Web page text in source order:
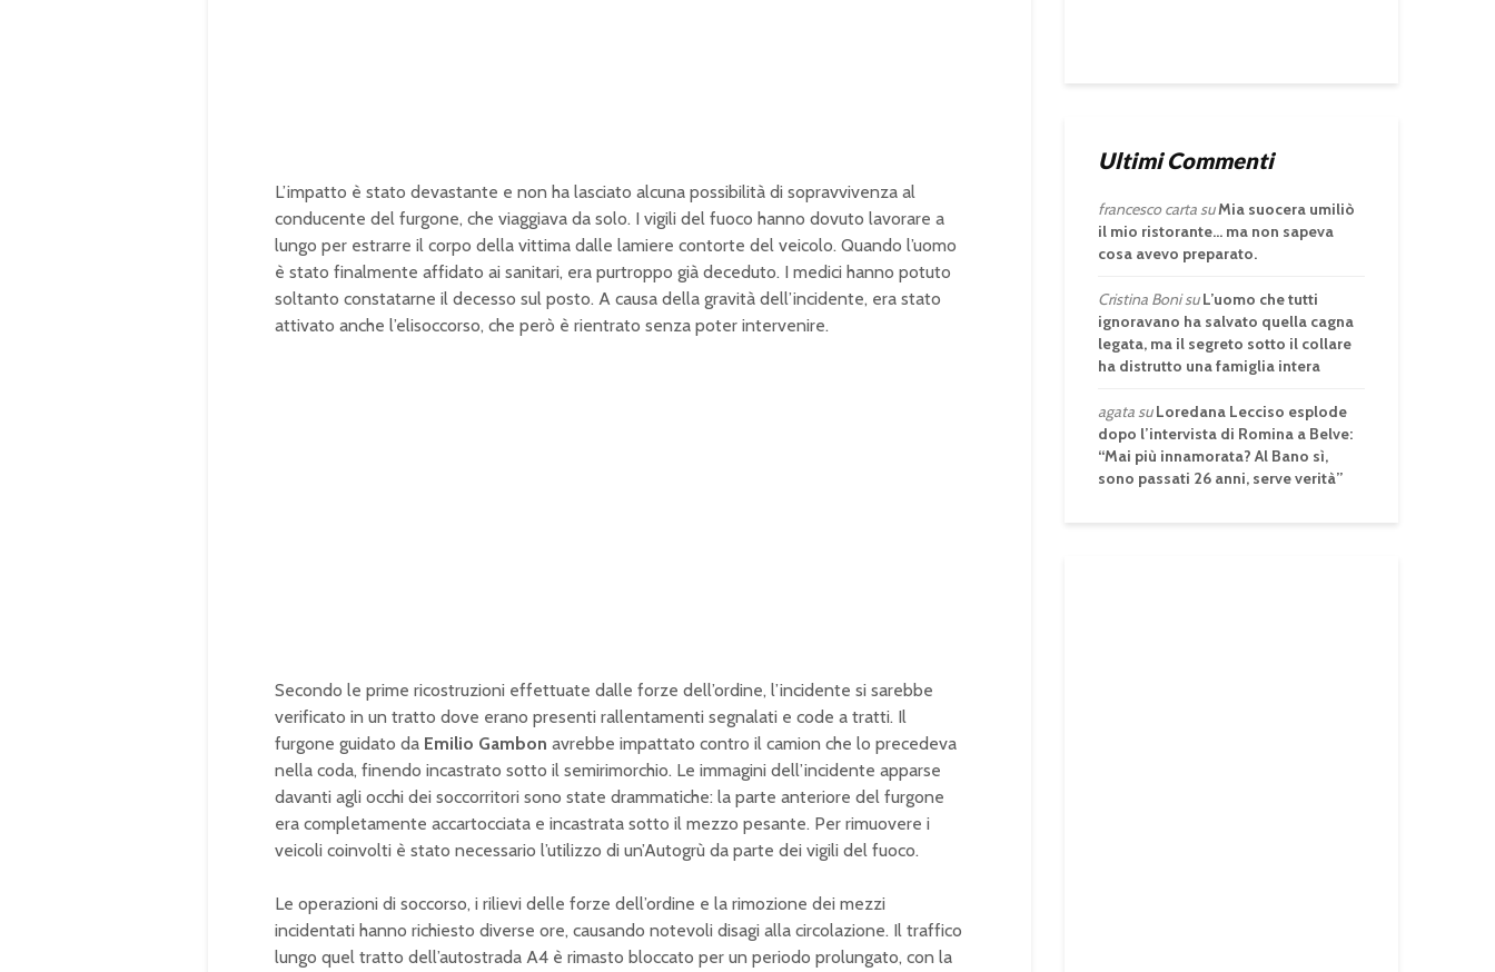
L’impatto è stato devastante e non ha lasciato alcuna possibilità di sopravvivenza al
conducente del furgone, che viaggiava da solo. I vigili del fuoco hanno dovuto lavorare a
lungo per estrarre il corpo della vittima dalle lamiere contorte del veicolo. Quando l’uomo
è stato finalmente affidato ai sanitari, era purtroppo già deceduto. I medici hanno potuto
soltanto constatarne il decesso sul posto. A causa della gravità dell’incidente, era stato
attivato anche l’elisoccorso, che però è rientrato senza poter intervenire.
Secondo le prime ricostruzioni effettuate dalle forze dell’ordine, l’incidente si sarebbe
verificato in un tratto dove erano presenti rallentamenti segnalati e code a tratti. Il
furgone guidato da Emilio Gambon avrebbe impattato contro il camion che lo precedeva
nella coda, finendo incastrato sotto il semirimorchio. Le immagini dell’incidente apparse
davanti agli occhi dei soccorritori sono state drammatiche: la parte anteriore del furgone
era completamente accartocciata e incastrata sotto il mezzo pesante. Per rimuovere i
veicoli coinvolti è stato necessario l’utilizzo di un’Autogrù da parte dei vigili del fuoco.
Le operazioni di soccorso, i rilievi delle forze dell’ordine e la rimozione dei mezzi
incidentati hanno richiesto diverse ore, causando notevoli disagi alla circolazione. Il traffico
lungo quel tratto dell’autostrada A4 è rimasto bloccato per un periodo prolungato, con la
Ultimi Commenti
francesco cartasuMia suocera umiliò
il mio ristorante… ma non sapeva
cosa avevo preparato.
Cristina BonisuL’uomo che tutti
ignoravano ha salvato quella cagna
legata, ma il segreto sotto il collare
ha distrutto una famiglia intera
agatasuLoredana Lecciso esplode
dopo l’intervista di Romina a Belve:
“Mai più innamorata? Al Bano sì,
sono passati 26 anni, serve verità”